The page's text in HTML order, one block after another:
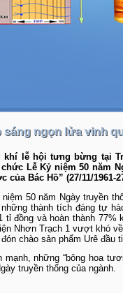
sáng ngọn lửa vinh
khí lễ hội tưng bừng tại
Lễ Kỷ niệm 50 năm
Bác Hồ” (27/11/1961-
50 năm Ngày truyền
thành tích đáng tự
tỉ đồng và hoàn thành
Nhơn Trạch 1 vượt khó
chào sản phẩm Urê
những “bông hoa
truyền thống của ngành.